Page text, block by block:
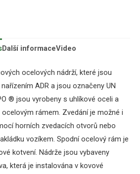
Další informaceVideo
ocelových nádrží, které jsou
nařízením ADR a jsou označeny UN
® jsou vyrobeny s uhlíkové oceli a
ocelovým rámem. Zvedání je možné i
horních zvedacích otvorů nebo
vozíkem. Spodní ocelový rám je
kotvení. Nádrže jsou vybaveny
, která je instalována v kovové